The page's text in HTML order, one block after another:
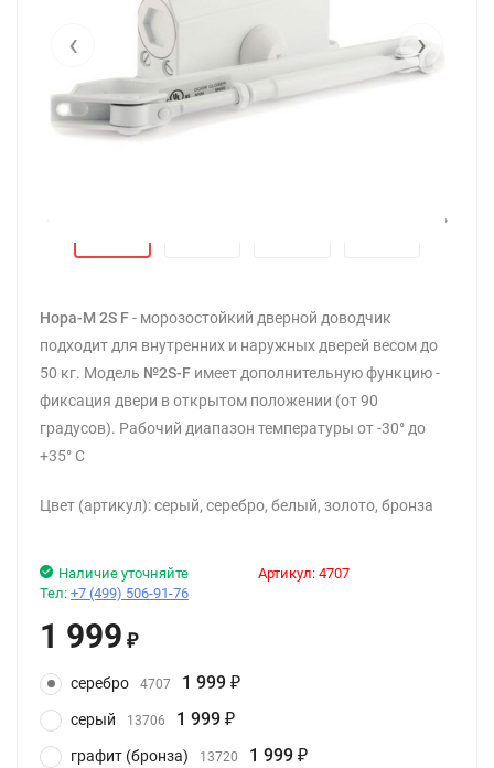
‹ ›
›
Нора-М 2S F- морозостойкий дверной доводчик
подходит для внутренних и наружных дверей весом до
50 кг. Модель №2S-F имеет дополнительную функцию -
фиксация двери в открытом положении (от 90
градусов). Рабочий диапазон температуры от -30° до
+35° С
Цвет (артикул): серый, серебро, белый, золото, бронза
Артикул: 4707
Наличие уточняйте
Тел: +7 (499) 506-91-76
1 999 ₽
серебро 4707 1 999 ₽
серый 13706 1 999 ₽
графит (бронза) 13720 1 999 ₽